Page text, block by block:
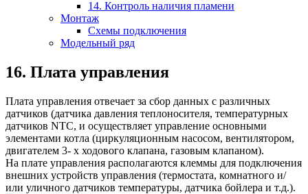
14. Контроль наличия пламени
Монтаж
Схемы подключения
Модельный ряд
16. Плата управления
Плата управления отвечает за сбор данных с различных
датчиков (датчика давления теплоносителя, температурных
датчиков NTC, и осуществляет управление основными
элементами котла (циркуляционным насосом, вентилятором,
двигателем 3- х ходового клапана, газовым клапаном).
На плате управления располагаются клеммы для подключения
внешних устройств управления (термостата, комнатного и/
или уличного датчиков температуры, датчика бойлера и т.д.).